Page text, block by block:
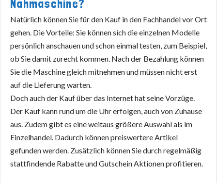
Nähmaschine?
Natürlich können Sie für den Kauf in den Fachhandel vor Ort
gehen. Die Vorteile: Sie können sich die einzelnen Modelle
persönlich anschauen und schon einmal testen, zum Beispiel,
ob Sie damit zurecht kommen. Nach der Bezahlung können
Sie die Maschine gleich mitnehmen und müssen nicht erst
auf die Lieferung warten.
Doch auch der Kauf über das Internet hat seine Vorzüge.
Der Kauf kann rund um die Uhr erfolgen, auch von Zuhause
aus. Zudem gibt es eine weitaus größere Auswahl als im
Einzelhandel. Dadurch können preiswertere Artikel
gefunden werden. Zusätzlich können Sie durch regelmäßig
stattfindende Rabatte und Gutschein Aktionen profitieren.